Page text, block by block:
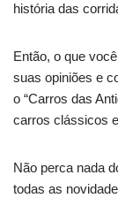
história das
Então, o que
suas opiniões e
o “Carros das
carros clássicos
Não perca nada
todas as